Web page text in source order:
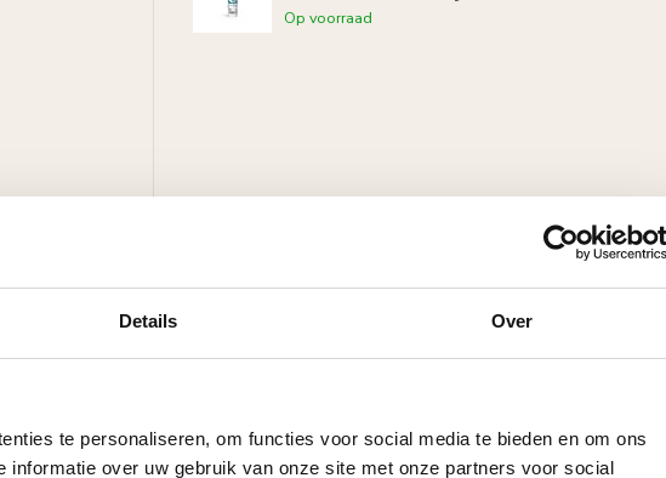
Details Over
te personaliseren, om functies voor social media te bieden en om ons
informatie over uw gebruik van onze site met onze partners voor social
verven
Op voorraad